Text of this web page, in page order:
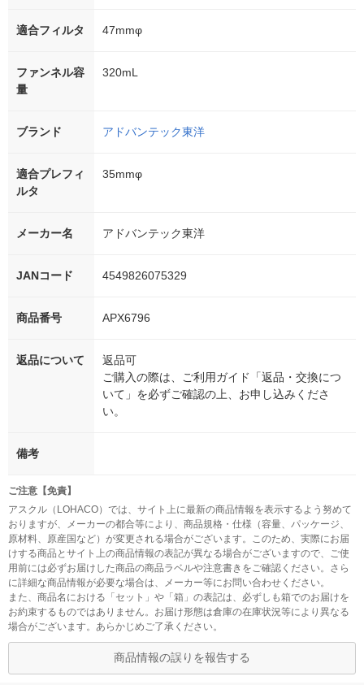
適合フィルタ 47mmφ
ファンネル容
量
320mL
ブランド アドバンテック東洋
適合プレフィ
ルタ
35mmφ
メーカー名 アドバンテック東洋
JANコード 4549826075329
商品番号 APX6796
返品について
返品可
ご購入の際は、ご利用ガイド「返品・交換につ
いて」を必ずご確認の上、お申し込みくださ
い。
備考
ご注意【免責】
アスクル（LOHACO）では、サイト上に最新の商品情報を表示するよう努めて
おりますが、メーカーの都合等により、商品規格・仕様（容量、パッケージ、
原材料、原産国など）が変更される場合がございます。このため、実際にお届
けする商品とサイト上の商品情報の表記が異なる場合がございますので、ご使
用前には必ずお届けした商品の商品ラベルや注意書きをご確認ください。さら
に詳細な商品情報が必要な場合は、メーカー等にお問い合わせください。
また、商品名における「セット」や「箱」の表記は、必ずしも箱でのお届けを
お約束するものではありません。お届け形態は倉庫の在庫状況等により異なる
場合がございます。あらかじめご了承ください。
商品情報の誤りを報告する